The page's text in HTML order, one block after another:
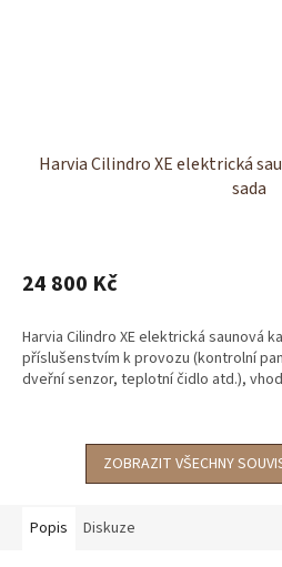
Harvia Cilindro XE elektrická
sada
24 800 Kč
Harvia Cilindro XE elektrická saunová
příslušenstvím k provozu (kontrolní
dveřní senzor, teplotní čidlo atd.),
ZOBRAZIT VŠECHNY
Popis Diskuze